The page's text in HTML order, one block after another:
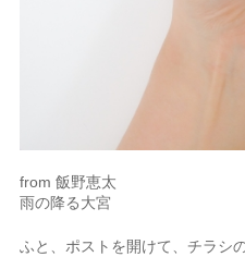
from 飯野恵太
雨の降る大宮
ふと、ポストを開けて、チラシ